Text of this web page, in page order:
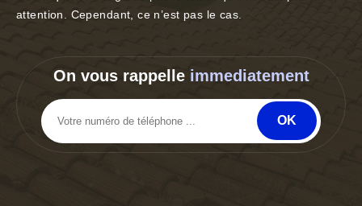
attention. Cependant, ce n’est pas le cas.
On vous rappelle immediatement